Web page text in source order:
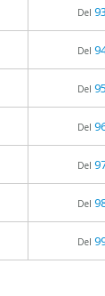
Del
Del
Del
Del
Del
Del
Del